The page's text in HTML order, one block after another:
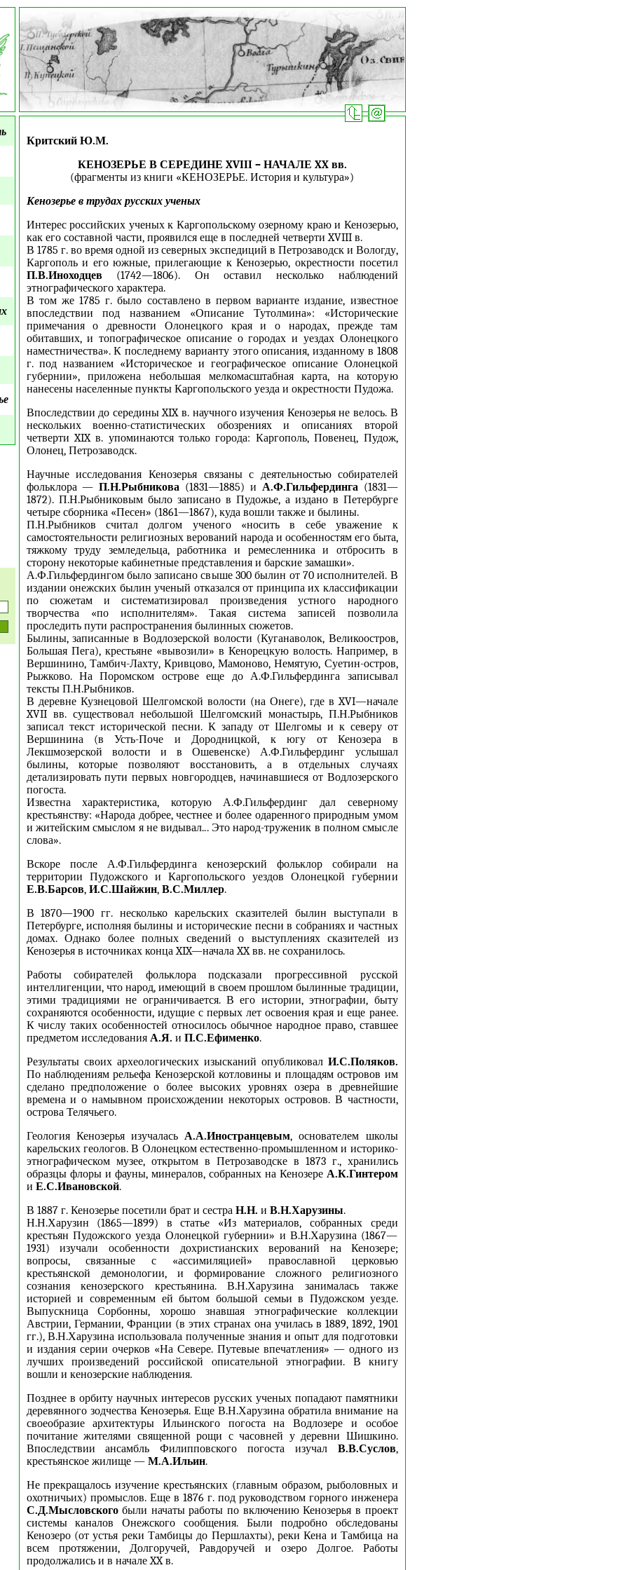
Критский Ю.М.
КЕНОЗЕРЬЕ В СЕРЕДИНЕ XVIII – НАЧАЛЕ XX вв.
(фрагменты из книги «КЕНОЗЕРЬЕ. История и культура»)
Кенозерье в трудах русских ученых
Интерес российских ученых к Каргопольскому озерному краю и Кенозерью,
как его составной части, проявился еще в последней четверти XVIII в.
В 1785 г. во время одной из северных экспедиций в Петрозаводск и Вологду,
Каргополь и его южные, прилегающие к Кенозерью, окрестности посетил
П.В.Иноходцев(1742—1806). Он оставил несколько наблюдений
этнографического характера.
В том же 1785 г. было составлено в первом варианте издание, известное
впоследствии под названием «Описание Тутолмина»: «Исторические
примечания о древности Олонецкого края и о народах, прежде там
обитавших, и топографическое описание о городах и уездах Олонецкого
наместничества». К последнему варианту этого описания, изданному в 1808
г. под названием «Историческое и географическое описание Олонецкой
губернии», приложена небольшая мелкомасштабная карта, на которую
нанесены населенные пункты Каргопольского уезда и окрестности Пудожа.
Впоследствии до середины XIX в. научного изучения Кенозерья не велось. В
нескольких военно-статистических обозрениях и описаниях второй
четверти XIX в. упоминаются только города: Каргополь, Повенец, Пудож,
Олонец, Петрозаводск.
Научные исследования Кенозерья связаны с деятельностью собирателей
фольклора —П.Н.Рыбникова (1831—1885) и А.Ф.Гильфердинга(1831—
1872). П.Н.Рыбниковым было записано в Пудожье, а издано в Петербурге
четыре сборника «Песен» (1861—1867), куда вошли также и былины.
П.Н.Рыбников считал долгом ученого «носить в себе уважение к
самостоятельности религиозных верований народа и особенностям его быта,
тяжкому труду земледельца, работника и ремесленника и отбросить в
сторону некоторые кабинетные представления и барские замашки».
А.Ф.Гильфердингом было записано свыше 300 былин от 70 исполнителей. В
издании онежских былин ученый отказался от принципа их классификации
по сюжетам и систематизировал произведения устного народного
творчества «по исполнителям». Такая система записей позволила
проследить пути распространения былинных сюжетов.
Былины, записанные в Водлозерской волости (Куганаволок, Великоостров,
Большая Пега), крестьяне «вывозили» в Кенорецкую волость. Например, в
Вершинино, Тамбич-Лахту, Кривцово, Мамоново, Немятую, Суетин-остров,
Рыжково. На Поромском острове еще до А.Ф.Гильфердинга записывал
тексты П.Н.Рыбников.
В деревне Кузнецовой Шелгомской волости (на Онеге), где в XVI—начале
XVII вв. существовал небольшой Шелгомский монастырь, П.Н.Рыбников
записал текст исторической песни. К западу от Шелгомы и к северу от
Вершинина (в Усть-Поче и Дородницкой, к югу от Кенозера в
Лекшмозерской волости и в Ошевенске) А.Ф.Гильфердинг услышал
былины, которые позволяют восстановить, а в отдельных случаях
детализировать пути первых новгородцев, начинавшиеся от Водлозерского
погоста.
Известна характеристика, которую А.Ф.Гильфердинг дал северному
крестьянству: «Народа добрее, честнее и более одаренного природным умом
и житейским смыслом я не видывал... Это народ-труженик в полном смысле
слова».
Вскоре после А.Ф.Гильфердинга кенозерский фольклор собирали на
территории Пудожского и Каргопольского уездов Олонецкой губернии
Е.В.Барсов, И.С.Шайжин, В.С.Миллер.
В 1870—1900 гг. несколько карельских сказителей былин выступали в
Петербурге, исполняя былины и исторические песни в собраниях и частных
домах. Однако более полных сведений о выступлениях сказителей из
Кенозерья в источниках конца XIX—начала XX вв. не сохранилось.
Работы собирателей фольклора подсказали прогрессивной русской
интеллигенции, что народ, имеющий в своем прошлом былинные традиции,
этими традициями не ограничивается. В его истории, этнографии, быту
сохраняются особенности, идущие с первых лет освоения края и еще ранее.
К числу таких особенностей относилось обычное народное право, ставшее
предметом исследования А.Я. и П.С.Ефименко.
Результаты своих археологических изысканий опубликовал И.С.Поляков.
По наблюдениям рельефа Кенозерской котловины и площадям островов им
сделано предположение о более высоких уровнях озера в древнейшие
времена и о намывном происхождении некоторых островов. В частности,
острова Телячьего.
Геология Кенозерья изучаласьА.А.Иностранцевым, основателем школы
карельских геологов. В Олонецком естественно-промышленном и историко-
этнографическом музее, открытом в Петрозаводске в 1873 г., хранились
образцы флоры и фауны, минералов, собранных на Кенозере А.К.Гинтером
и Е.С.Ивановской.
В 1887 г. Кенозерье посетили брат и сестра Н.Н. и В.Н.Харузины.
Н.Н.Харузин (1865—1899) в статье «Из материалов, собранных среди
крестьян Пудожского уезда Олонецкой губернии» и В.Н.Харузина (1867—
1931) изучали особенности дохристианских верований на Кенозере;
вопросы, связанные с «ассимиляцией» православной церковью
крестьянской демонологии, и формирование сложного религиозного
сознания кенозерского крестьянина. В.Н.Харузина занималась также
историей и современным ей бытом большой семьи в Пудожском уезде.
Выпускница Сорбонны, хорошо знавшая этнографические коллекции
Австрии, Германии, Франции (в этих странах она училась в 1889, 1892, 1901
гг.), В.Н.Харузина использовала полученные знания и опыт для подготовки
и издания серии очерков «На Севере. Путевые впечатления» — одного из
лучших произведений российской описательной этнографии. В книгу
вошли и кенозерские наблюдения.
Позднее в орбиту научных интересов русских ученых попадают памятники
деревянного зодчества Кенозерья. Еще В.Н.Харузина обратила внимание на
своеобразие архитектуры Ильинского погоста на Водлозере и особое
почитание жителями священной рощи с часовней у деревни Шишкино.
Впоследствии ансамбль Филипповского погоста изучал В.В.Суслов,
крестьянское жилище — М.А.Ильин.
Не прекращалось изучение крестьянских (главным образом, рыболовных и
охотничьих) промыслов. Еще в 1876 г. под руководством горного инженера
С.Д.Мысловскогобыли начаты работы по включению Кенозерья в проект
системы каналов Онежского сообщения. Были подробно обследованы
Кенозеро (от устья реки Тамбицы до Першлахты), реки Кена и Тамбица на
всем протяжении, Долгоручей, Равдоручей и озеро Долгое. Работы
продолжались и в начале XX в.